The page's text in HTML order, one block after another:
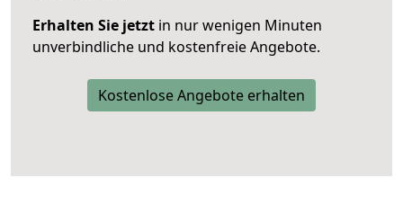
Erhalten Sie jetzt in nur wenigen Minuten
unverbindliche und kostenfreie Angebote.
Kostenlose Angebote erhalten